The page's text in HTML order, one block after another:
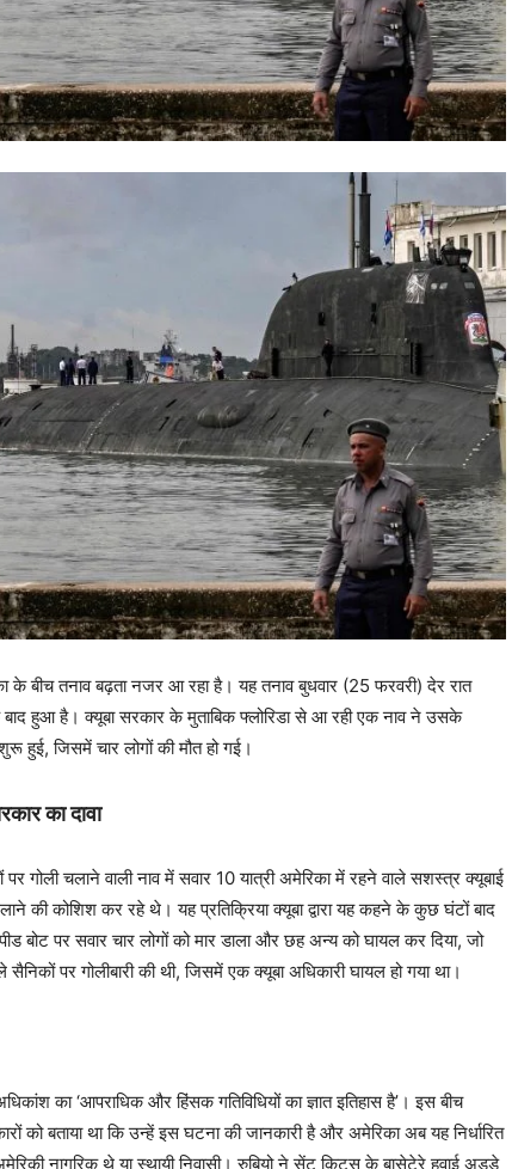
के बीच तनाव बढ़ता नजर आ रहा है। यह तनाव बुधवार (25 फरवरी) देर रात
बाद हुआ है। क्यूबा सरकार के मुताबिक फ्लोरिडा से आ रही एक नाव ने उसके
हुई, जिसमें चार लोगों की मौत हो गई।
का दावा
गोली चलाने वाली नाव में सवार 10 यात्री अमेरिका में रहने वाले सशस्त्र क्यूबाई
की कोशिश कर रहे थे। यह प्रतिक्रिया क्यूबा द्वारा यह कहने के कुछ घंटों बाद
पर सवार चार लोगों को मार डाला और छह अन्य को घायल कर दिया, जो
पर गोलीबारी की थी, जिसमें एक क्यूबा अधिकारी घायल हो गया था।
का ‘आपराधिक और हिंसक गतिविधियों का ज्ञात इतिहास है’। इस बीच
को बताया था कि उन्हें इस घटना की जानकारी है और अमेरिका अब यह निर्धारित
नागरिक थे या स्थायी निवासी। रुबियो ने सेंट किट्स के बासेटेरे हवाई अड्डे